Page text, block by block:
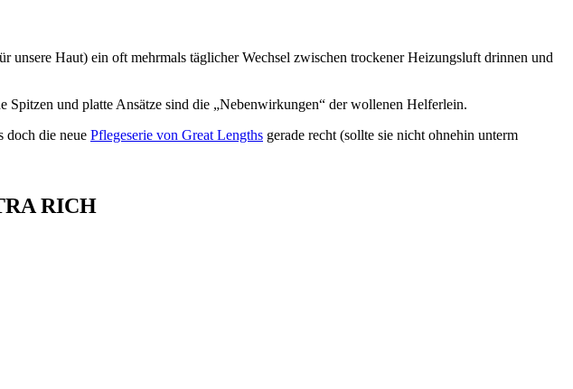
Haut) ein oft mehrmals täglicher Wechsel zwischen trockener Heizungsluft drinnen und
und platte Ansätze sind die „Nebenwirkungen“ der wollenen Helferlein.
doch die neue Pflegeserie von Great Lengths gerade recht (sollte sie nicht ohnehin unterm
RICH